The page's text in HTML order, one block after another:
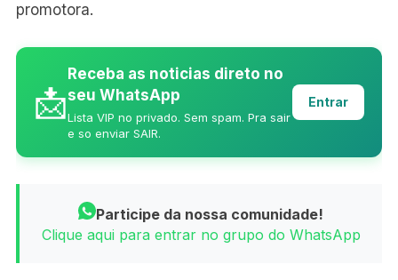
promotora.
📩
Receba as noticias direto no
seu WhatsApp
Lista VIP no privado. Sem spam. Pra sair
e so enviar SAIR.
Entrar
Participe da nossa comunidade!
Clique aqui para entrar no grupo do WhatsApp